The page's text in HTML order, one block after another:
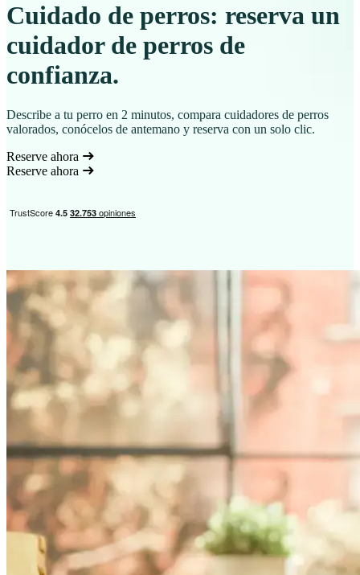
Cuidado de perros: reserva un
cuidador de perros de
confianza.
Describe a tu perro en 2 minutos, compara cuidadores de perros
valorados, conócelos de antemano y reserva con un solo clic.
Reserve ahora
Reserve ahora